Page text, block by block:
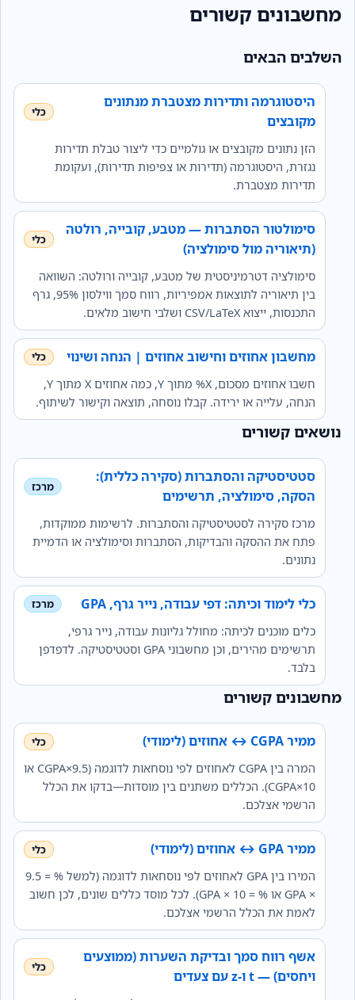
מחשבונים קשורים
השלבים הבאים
היסטוגרמה ותדירות מצטברת מנתונים
מקובצים
הזן נתונים מקובצים או גולמיים כדי ליצור טבלת תדירות
נגזרת, היסטוגרמה (תדירות או צפיפות תדירות), ועקומת
תדירות מצטברת.
סימולטור הסתברות — מטבע, קובייה, רולטה
(תיאוריה מול סימולציה)
סימולציה דטרמיניסטית של מטבע, קובייה ורולטה: השוואה
בין תיאוריה לתוצאות אמפיריות, רווח סמך ווילסון 95%, גרף
התכנסות, ייצוא CSV/LaTeX ושלבי חישוב מלאים.
מחשבון אחוזים וחישוב אחוזים | הנחה ושינוי
חשבו אחוזים מסכום, X% מתוך Y, כמה אחוזים X מתוך Y,
הנחה, עלייה או ירידה. קבלו נוסחה, תוצאה וקישור לשיתוף.
נושאים קשורים
סטטיסטיקה והסתברות (סקירה כללית):
הסקה, סימולציה, תרשימים
מרכז סקירה לסטטיסטיקה והסתברות. לרשימות ממוקדות,
פתח את ההסקה והבדיקות, הסתברות וסימולציה או הדמיית
נתונים.
כלי לימוד וכיתה: דפי עבודה, נייר גרף, GPA
כלים מוכנים לכיתה: מחולל גליונות עבודה, נייר גרפי,
תרשימים מהירים, וכן מחשבוני GPA וסטטיסטיקה. לדפדפן
בלבד.
מחשבונים קשורים
ממיר CGPA ↔ אחוזים (לימודי)
המרה בין CGPA לאחוזים לפי נוסחאות לדוגמה (9.5×CGPA או
10×CGPA). הכללים משתנים בין מוסדות—בדקו את הכלל
הרשמי אצלכם.
ממיר GPA ↔ אחוזים (לימודי)
המירו בין GPA לאחוזים לפי נוסחאות לדוגמה (למשל % = 9.5
× GPA או % = 10 × GPA). לכל מוסד כללים שונים, לכן חשוב
לאמת את הכלל הרשמי אצלכם.
אשף רווח סמך ובדיקת השערות (ממוצעים
ויחסים) — t ו‑z עם צעדים